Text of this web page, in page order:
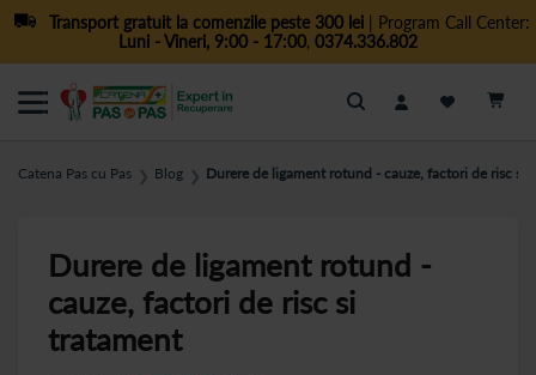
Transport gratuit la comenzile peste 300 lei| Program Call Center:
Luni - Vineri, 9:00 - 17:00, 0374.336.802
Cautare
Catena Pas cu Pas ❯ Blog ❯ Durere de ligament rotund - cauze, factori de risc si
Durere de ligament rotund -
cauze, factori de risc si
tratament